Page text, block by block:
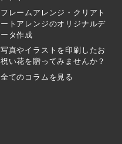
フレームアレンジ・クリアト
ートアレンジのオリジナルデ
ータ作成
写真やイラストを印刷したお
祝い花を贈ってみませんか？
全てのコラムを見る